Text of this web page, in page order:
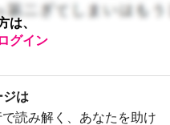
は、
グイン
ジは
読み解く、あなたを助け